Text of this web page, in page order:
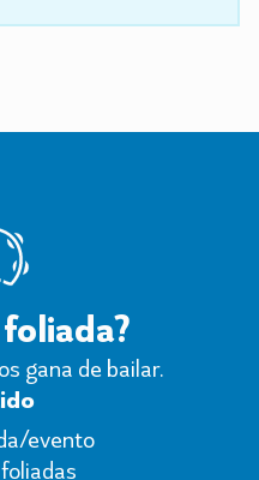
gana de bailar.
evento